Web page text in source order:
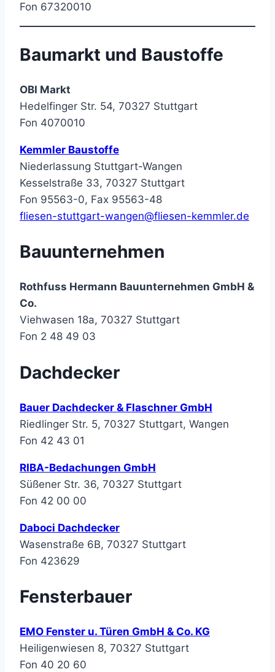
Fon 67320010
Baumarkt und Baustoffe
OBI Markt
Hedelfinger Str. 54, 70327 Stuttgart
Fon 4070010
Kemmler Baustoffe
Niederlassung Stuttgart-Wangen
Kesselstraße 33, 70327 Stuttgart
Fon 95563-0, Fax 95563-48
fliesen-stuttgart-wangen@fliesen-kemmler.de
Bauunternehmen
Rothfuss Hermann Bauunternehmen GmbH &
Co.
Viehwasen 18a, 70327 Stuttgart
Fon 2 48 49 03
Dachdecker
Bauer Dachdecker & Flaschner GmbH
Riedlinger Str. 5, 70327 Stuttgart, Wangen
Fon 42 43 01
RIBA-Bedachungen GmbH
Süßener Str. 36, 70327 Stuttgart
Fon 42 00 00
Daboci Dachdecker
Wasenstraße 6B, 70327 Stuttgart
Fon 423629
Fensterbauer
EMO Fenster u. Türen GmbH & Co. KG
Heiligenwiesen 8, 70327 Stuttgart
Fon 40 20 60